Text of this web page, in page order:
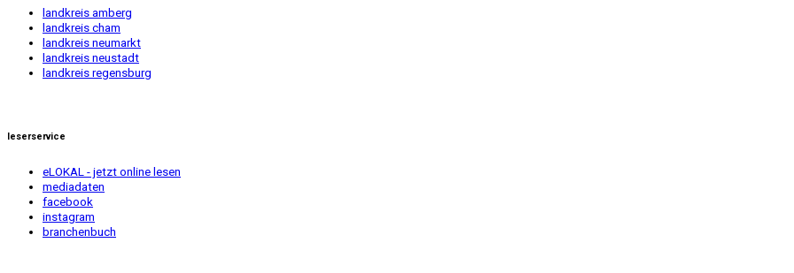
landkreis amberg
landkreis cham
landkreis neumarkt
landkreis neustadt
landkreis regensburg
leserservice
eLOKAL - jetzt online lesen
mediadaten
facebook
instagram
branchenbuch